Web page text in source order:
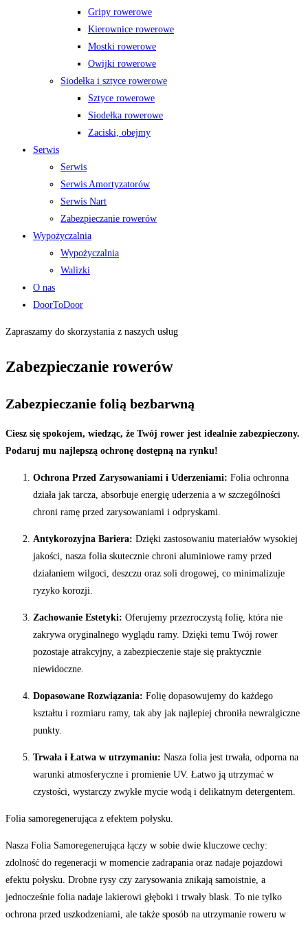
Gripy rowerowe
Kierownice rowerowe
Mostki rowerowe
Owijki rowerowe
Siodełka i sztyce rowerowe
Sztyce rowerowe
Siodełka rowerowe
Zaciski, obejmy
Serwis
Serwis
Serwis Amortyzatorów
Serwis Nart
Zabezpieczanie rowerów
Wypożyczalnia
Wypożyczalnia
Walizki
O nas
DoorToDoor
Zapraszamy do skorzystania z naszych usług
Zabezpieczanie rowerów
Zabezpieczanie folią bezbarwną
Ciesz się spokojem, wiedząc, że Twój rower jest idealnie zabezpieczony.
Podaruj mu najlepszą ochronę dostępną na rynku!
Ochrona Przed Zarysowaniami i Uderzeniami: Folia ochronna
działa jak tarcza, absorbuje energię uderzenia a w szczególności
chroni ramę przed zarysowaniami i odpryskami.
Antykorozyjna Bariera: Dzięki zastosowaniu materiałów wysokiej
jakości, nasza folia skutecznie chroni aluminiowe ramy przed
działaniem wilgoci, deszczu oraz soli drogowej, co minimalizuje
ryzyko korozji.
Zachowanie Estetyki: Oferujemy przezroczystą folię, która nie
zakrywa oryginalnego wyglądu ramy. Dzięki temu Twój rower
pozostaje atrakcyjny, a zabezpieczenie staje się praktycznie
niewidoczne.
Dopasowane Rozwiązania: Folię dopasowujemy do każdego
kształtu i rozmiaru ramy, tak aby jak najlepiej chroniła newralgiczne
punkty.
Trwała i Łatwa w utrzymaniu: Nasza folia jest trwała, odpor­na na
warunki atmosferyczne i promienie UV. Łatwo ją utrzymać w
czystości, wystarczy zwykłe mycie wodą i delikatnym detergentem.
Folia samoregenerująca z efektem połysku.
Nasza Folia Samoregenerująca łączy w sobie dwie kluczowe cechy:
zdolność do regeneracji w momencie zadrapania oraz nadaje pojazdowi
efektu połysku. Drobne rysy czy zarysowania znikają samoistnie, a
jednocześnie folia nadaje lakierowi głęboki i trwały blask. To nie tylko
ochrona przed uszkodzeniami, ale także sposób na utrzymanie roweru w